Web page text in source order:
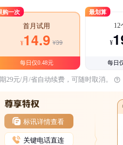
购一次
首月试用
¥14.9 ¥39
每日仅0.48元
最划算
12
¥
每日
29元/月/省自动续费，可随时取消。
标讯详情查看
关键电话直连